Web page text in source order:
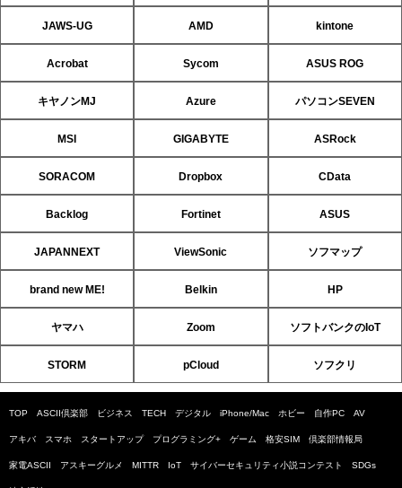
JAWS-UG AMD kintone
Acrobat Sycom ASUS ROG
キヤノンMJ Azure パソコンSEVEN
MSI GIGABYTE ASRock
SORACOM Dropbox CData
Backlog Fortinet ASUS
JAPANNEXT ViewSonic ソフマップ
brand new ME! Belkin HP
ヤマハ Zoom ソフトバンクのIoT
STORM pCloud ソフクリ
TOP ASCII倶楽部 ビジネス TECH デジタル iPhone/Mac ホビー 自作PC AV
アキバ スマホ スタートアップ プログラミング+ ゲーム 格安SIM 倶楽部情報局
家電ASCII アスキーグルメ MITTR IoT サイバーセキュリティ小説コンテスト SDGs